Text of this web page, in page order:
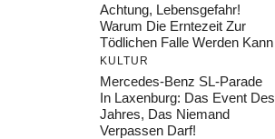
Achtung, Lebensgefahr!
Warum Die Erntezeit Zur
Tödlichen Falle Werden Kann
KULTUR
Mercedes-Benz SL-Parade
In Laxenburg: Das Event Des
Jahres, Das Niemand
Verpassen Darf!